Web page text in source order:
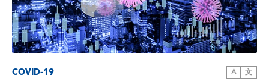
COVID-19 A 文